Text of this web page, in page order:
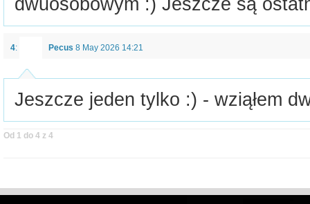
dwuosobowym :) Jeszcze są
4: Pecus 8 May 2026 14:21
Jeszcze jeden tylko :) - wziąłem
Od 1 do 4 z 4